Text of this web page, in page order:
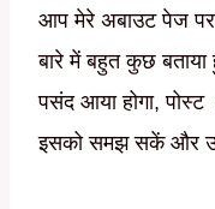
आप मेरे अबाउट पेज
बारे में बहुत कुछ
पसंद आया होगा,
इसको समझ सकें और